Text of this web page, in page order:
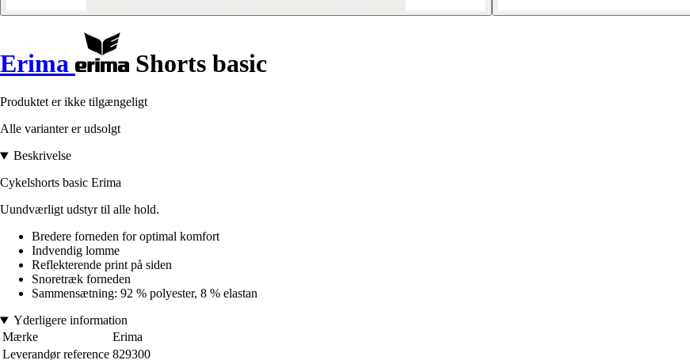
Erima Shorts basic
Produktet er ikke tilgængeligt
Alle varianter er udsolgt
Beskrivelse
Cykelshorts basic Erima
Uundværligt udstyr til alle hold.
Bredere forneden for optimal komfort
Indvendig lomme
Reflekterende print på siden
Snoretræk forneden
Sammensætning: 92 % polyester, 8 % elastan
Yderligere information
Mærke
Erima
Leverandør reference 829300